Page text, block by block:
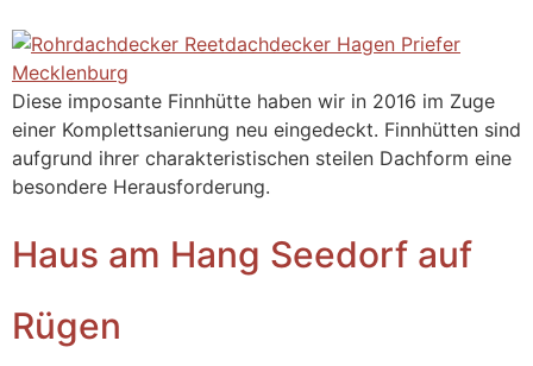
Diese imposante Finnhütte haben wir in 2016 im Zuge
einer Komplettsanierung neu eingedeckt. Finnhütten sind
aufgrund ihrer charakteristischen steilen Dachform eine
besondere Herausforderung.
Haus am Hang Seedorf auf
Rügen